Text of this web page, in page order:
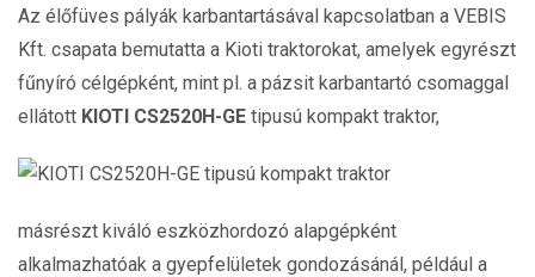
Az élőfüves pályák karbantartásával kapcsolatban a VEBIS
Kft. csapata bemutatta a Kioti traktorokat, amelyek egyrészt
fűnyíró célgépként, mint pl. a pázsit karbantartó csomaggal
ellátott KIOTI CS2520H-GE tipusú kompakt traktor,
másrészt kiváló eszközhordozó alapgépként
alkalmazhatóak a gyepfelületek gondozásánál, például a